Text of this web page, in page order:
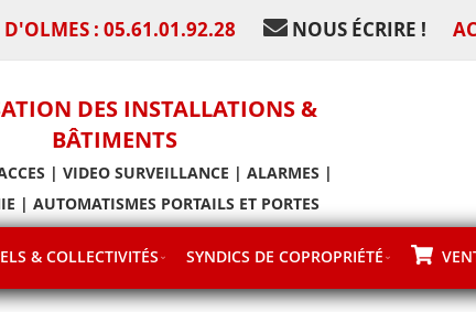
D'OLMES : 05.61.01.92.28 NOUS ÉCRIRE !
DES INSTALLATIONS &
BÂTIMENTS
| VIDEO SURVEILLANCE | ALARMES |
| AUTOMATISMES PORTAILS ET PORTES
& COLLECTIVITÉS SYNDICS DE COPROPRIÉTÉ